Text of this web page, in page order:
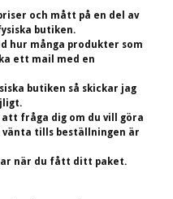
och mått på en del av
butiken.
hur många produkter som
ett mail med en
butiken så skickar jag
fråga dig om du vill göra
tills beställningen är
när du fått ditt paket.